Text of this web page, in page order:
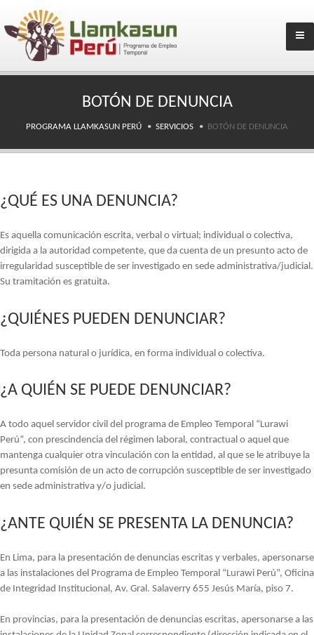
BOTÓN DE DENUNCIA
PROGRAMA LLAMKASUN PERÚ SERVICIOS BOTÓN DE DENUNCIA
¿QUÉ ES UNA DENUNCIA?
Es aquella comunicación escrita, verbal o virtual; individual o colectiva,
dirigida a la autoridad competente, que da cuenta de un presunto acto de
irregularidad susceptible de ser investigado en sede administrativa/judicial.
Su tramitación es gratuita.
¿QUIÉNES PUEDEN DENUNCIAR?
Toda persona natural o jurídica, en forma individual o colectiva.
¿A QUIÉN SE PUEDE DENUNCIAR?
A todo aquel servidor civil del programa de Empleo Temporal “Lurawi
Perú”, con prescindencia del régimen laboral, contractual o aquel que
mantenga cualquier otra vinculación con la entidad, al que se le atribuye la
presunta comisión de un acto de corrupción susceptible de ser investigado
en sede administrativa y/o judicial.
¿ANTE QUIÉN SE PRESENTA LA DENUNCIA?
En Lima, para la presentación de denuncias escritas y verbales, apersonarse
a las instalaciones del Programa de Empleo Temporal “Lurawi Perú”, Oficina
de Integridad Institucional, Av. Gral. Salaverry 655 Jesús María, piso 7.
En provincias, para la presentación de denuncias escritas, apersonarse a las